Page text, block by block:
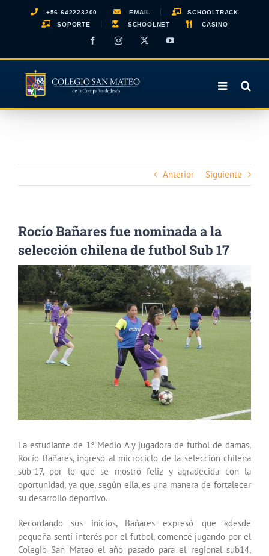
+56 642223200 EMAIL
SCHOOLTRACK
SOPORTE
SCHOOLNET CASINO
FacebookInstagram YouTube
Anterior Siguiente
Rocío Bañares fue nominada a la
selección chilena de futbol Sub 17
Ver
imagen
más
grande
La estudiante de 1° Medio A y jugadora de futbol de damas,
Rocío Bañares, ingresó al microciclo de la selección chilena
sub-17, por lo que se mostró feliz y agradecida con la
oportunidad, ya que, según ella, es una manera de fortalecer
su desarrollo deportivo.
Recordando sus inicios, Bañares expresó que «desde
pequeña sentí interés por el futbol, comencé jugando por el
Colegio San Mateo el año pasado para el regional sub14,